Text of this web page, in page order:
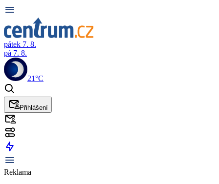
pátek 7. 8.
pá 7. 8.
21°C
Přihlášení
Reklama